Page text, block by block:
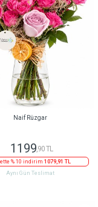
Naif Rüzgar
1199,90 TL
% 10 indirim 1079,91 TL
Aynı Gün Teslimat